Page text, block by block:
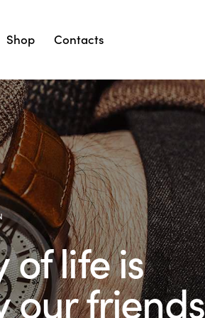
Shop Contacts
of life is
our friends